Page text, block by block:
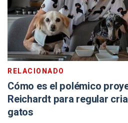
RELACIONADO
Cómo es el polémico
Reichardt para regular
gatos